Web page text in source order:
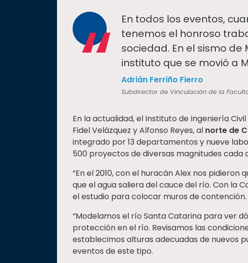
“
En todos los eventos,
tenemos el honroso
sociedad. En el sismo
instituto que se movió a
Adrián Ferriño Fierro
Subdirector de Vinculación de la
En la actualidad, el Instituto de Ingeniería
Fidel Velázquez y Alfonso Reyes, al norte de
integrado por 13 departamentos y nueve
500 proyectos de diversas magnitudes cada
“En el 2010, con el huracán Alex nos
que el agua saliera del cauce del río. Con la
el estudio para colocar muros de contención.
“Modelamos el río Santa Catarina para ver
protección en el río. Revisamos las
establecimos alturas adecuadas de nuevos
eventos de este tipo.